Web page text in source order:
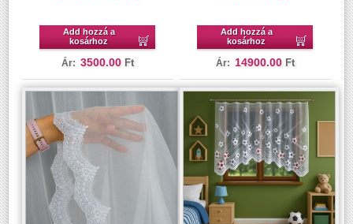
Add hozzá a
kosárhoz
Ár: 3500.00 Ft
Add hozzá a
kosárhoz
Ár: 14900.00 Ft